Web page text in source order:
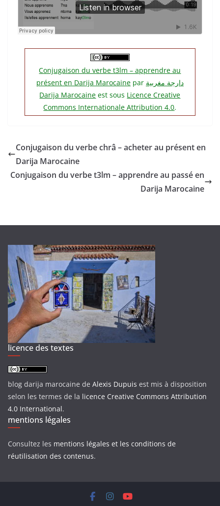
Conjugaison du verbe t3lm – apprendre au
présent en Darija Marocainepar دارجة مغربية‎
Darija Marocaine est sous Licence Creative
Commons Internationale Attribution 4.0.
Conjugaison du verbe chrâ – acheter au présent en
Darija Marocaine
Conjugaison du verbe t3lm – apprendre au passé en
Darija Marocaine
licence des textes
blog darija marocaine de Alexis Dupuis est mis à disposition
selon les termes de la licence Creative Commons Attribution
4.0 International.
mentions légales
Consultez les mentions légales et les conditions de
réutilisation des contenus.